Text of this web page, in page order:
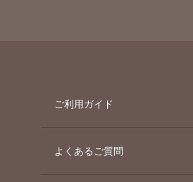
ご利用ガイド
よくあるご質問